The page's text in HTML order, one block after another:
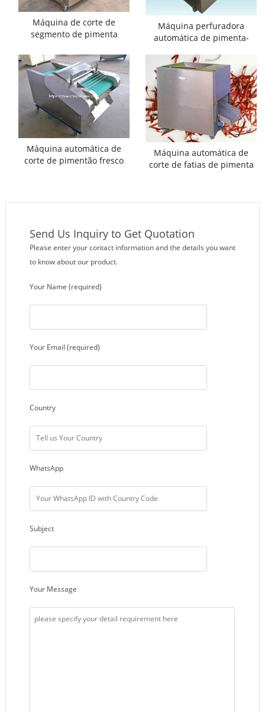
Máquina de corte de
segmento de pimenta
qualidade
Máquina perfuradora
automática de pimenta-
Máquina automática de
corte de pimentão fresco
Máquina automática de
corte de fatias de pimenta
Send Us Inquiry to Get Quotation
Please enter your contact information and the details you want
to know about our product.
Your Name (required)
Your Email (required)
Country
WhatsApp
Subject
Your Message